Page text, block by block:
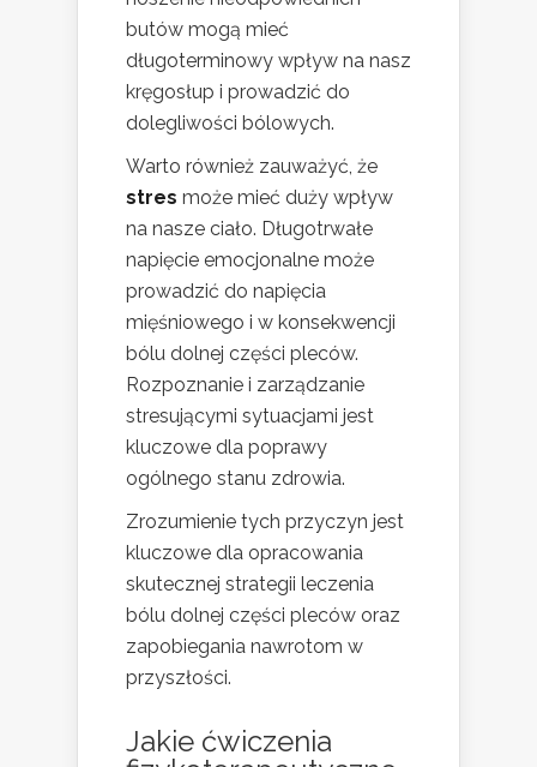
butów mogą mieć
długoterminowy wpływ na nasz
kręgosłup i prowadzić do
dolegliwości bólowych.
Warto również zauważyć, że
stres może mieć duży wpływ
na nasze ciało. Długotrwałe
napięcie emocjonalne może
prowadzić do napięcia
mięśniowego i w konsekwencji
bólu dolnej części pleców.
Rozpoznanie i zarządzanie
stresującymi sytuacjami jest
kluczowe dla poprawy
ogólnego stanu zdrowia.
Zrozumienie tych przyczyn jest
kluczowe dla opracowania
skutecznej strategii leczenia
bólu dolnej części pleców oraz
zapobiegania nawrotom w
przyszłości.
Jakie ćwiczenia